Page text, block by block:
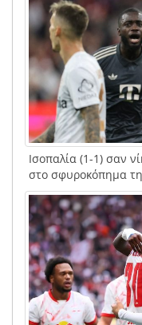
Ισοπαλία (1-1) σαν
στο σφυροκόπημα